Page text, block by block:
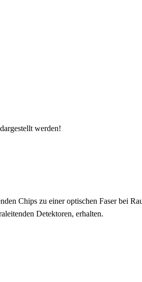
werden!
Chips zu einer optischen Faser bei
Detektoren, erhalten.